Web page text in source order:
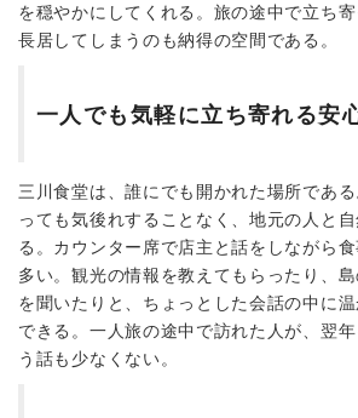
を穏やかにしてくれる。旅の途中で立ち
長居してしまうのも納得の空間である。
一人でも気軽に立ち寄れる安
三川食堂は、誰にでも開かれた場所であ
っても気後れすることなく、地元の人と
る。カウンター席で店主と話をしながら
多い。観光の情報を教えてもらったり、
を聞いたりと、ちょっとした会話の中に
できる。一人旅の途中で訪れた人が、翌
う話も少なくない。